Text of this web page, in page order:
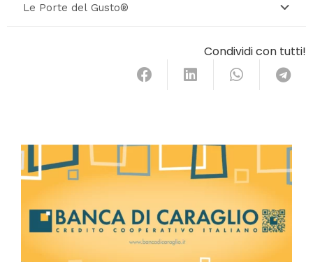
Le Porte del Gusto®
Condividi con tutti!